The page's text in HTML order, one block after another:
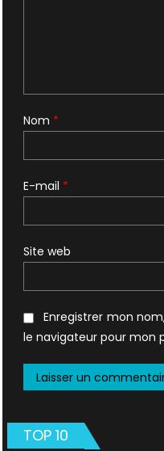
Nom *
E-mail *
Site web
Enregistrer mon
le navigateur pour mon
TOP 10